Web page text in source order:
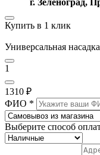
г. Зеленоград,
Купить в 1 клик
Универсальная
1
1310 ₽
ФИО *
Выберите способ